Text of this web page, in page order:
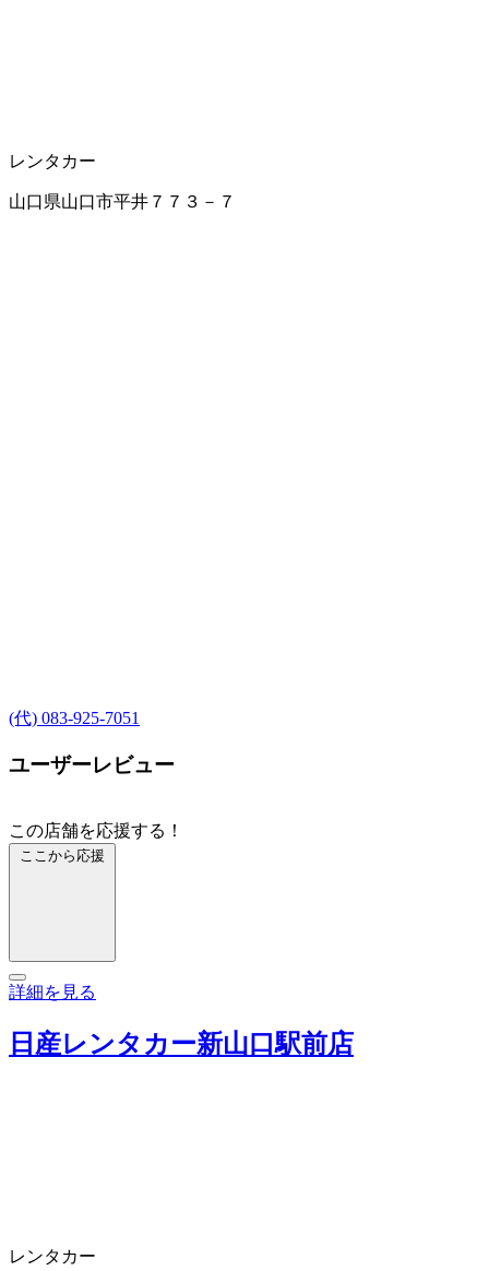
レンタカー
山口県山口市平井７７３－７
(代) 083-925-7051
ユーザーレビュー
この店舗を応援する！
ここから応援
詳細を見る
日産レンタカー新山口駅前店
レンタカー